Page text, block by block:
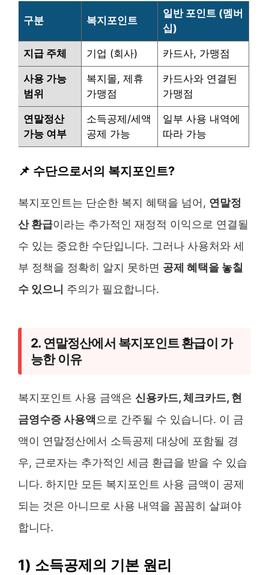
구분 복지포인트
일반 포인트 (멤버
십)
지급 주체 기업 (회사) 카드사, 가맹점
사용 가능
범위
복지몰, 제휴
가맹점
카드사와 연결된
가맹점
연말정산
가능 여부
소득공제/세액
공제 가능
일부 사용 내역에
따라 가능
📌 수단으로서의 복지포인트?
복지포인트는 단순한 복지 혜택을 넘어, 연말정
산 환급이라는 추가적인 재정적 이익으로 연결될
수 있는 중요한 수단입니다. 그러나 사용처와 세
부 정책을 정확히 알지 못하면 공제 혜택을 놓칠
수 있으니 주의가 필요합니다.
2. 연말정산에서 복지포인트 환급이 가
능한 이유
복지포인트 사용 금액은 신용카드, 체크카드, 현
금영수증 사용액으로 간주될 수 있습니다. 이 금
액이 연말정산에서 소득공제 대상에 포함될 경
우, 근로자는 추가적인 세금 환급을 받을 수 있습
니다. 하지만 모든 복지포인트 사용 금액이 공제
되는 것은 아니므로 사용 내역을 꼼꼼히 살펴야
합니다.
1) 소득공제의 기본 원리